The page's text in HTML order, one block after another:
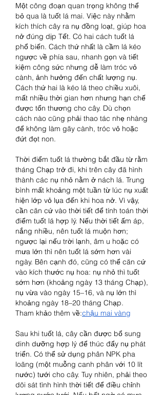
Một công đoạn quan trọng không thể
bỏ qua là tuốt lá mai. Việc này nhằm
kích thích cây ra nụ đồng loạt, giúp hoa
nở đúng dịp Tết. Có hai cách tuốt lá
phổ biến. Cách thứ nhất là cầm lá kéo
ngược về phía sau, nhanh gọn và tiết
kiệm công sức nhưng dễ làm tróc vỏ
cành, ảnh hưởng đến chất lượng nụ.
Cách thứ hai là kéo lá theo chiều xuôi,
mất nhiều thời gian hơn nhưng hạn chế
được tổn thương cho cây. Dù chọn
cách nào cũng phải thao tác nhẹ nhàng
để không làm gãy cành, tróc vỏ hoặc
đứt đọt non.
Thời điểm tuốt lá thường bắt đầu từ rằm
tháng Chạp trở đi, khi trên cây đã hình
thành các nụ nhỏ nằm ở nách lá. Trung
bình mất khoảng một tuần từ lúc nụ xuất
hiện lớp vỏ lụa đến khi hoa nở. Vì vậy,
cần căn cứ vào thời tiết để tính toán thời
điểm tuốt lá hợp lý. Nếu thời tiết ấm áp,
nắng nhiều, nên tuốt lá muộn hơn;
ngược lại nếu trời lạnh, âm u hoặc có
mưa lớn thì nên tuốt lá sớm hơn vài
ngày. Bên cạnh đó, cũng có thể căn cứ
vào kích thước nụ hoa: nụ nhỏ thì tuốt
sớm hơn (khoảng ngày 13 tháng Chạp),
nụ vừa vào ngày 15–16, và nụ lớn thì
khoảng ngày 18–20 tháng Chạp.
Tham khảo thêm về:chậu mai vàng
Sau khi tuốt lá, cây cần được bổ sung
dinh dưỡng hợp lý để thúc đẩy nụ phát
triển. Có thể sử dụng phân NPK pha
loãng (một muỗng canh phân với 10 lít
nước) tưới cho cây. Tuy nhiên, phải theo
dõi sát tình hình thời tiết để điều chỉnh